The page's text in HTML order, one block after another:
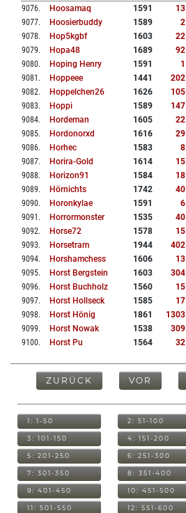
9076. Hoosamaq 1591 13
9077. Hoosierbuddy 1589 2
9078. Hop5kgbf 1603 22
9079. Hopa48 1689 92
9080. Hoping Henry 1591 1
9081 . Hoppeee 1441 202
9082. Hoppelchen26 1626 105
9083. Hoppi 1589 147
9084. Hordeman 1605 22
9085. Hordonorxd 1616 29
9086. Horhec 1583 8
9087. Horira-Gold 1614 15
9088. Horizon91 1584 18
9089. Hörnichts 1742 40
9090. Horonkylae 1591 6
9091 . Horrormonster 1535 40
9092. Horse72 1578 15
9093. Horsetram 1944 402
9094. Horshamchess 1606 13
9095. Horst Bergstein 1603 304
9096. Horst Buchholz 1560 15
9097. Horst Hollseck 1585 17
9098. Horst Hönig 1861 1303
9099. Horst Nowak 1538 309
9100. Horst Pu 1564 32
ZURÜCK VOR
1: 1-50 2: 51-100
3: 101-150 4: 151-200
5: 201-250 6: 251-300
7: 301-350 8: 351-400
9: 401-450 10: 451-500
11: 501-550 12: 551-600